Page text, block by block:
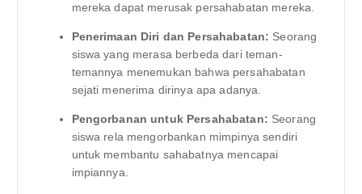
mereka dapat merusak persahabatan mereka.
Penerimaan Diri dan Persahabatan: Seorang
siswa yang merasa berbeda dari teman-
temannya menemukan bahwa persahabatan
sejati menerima dirinya apa adanya.
Pengorbanan untuk Persahabatan: Seorang
siswa rela mengorbankan mimpinya sendiri
untuk membantu sahabatnya mencapai
impiannya.